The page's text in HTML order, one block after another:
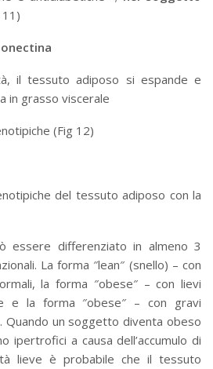
11)
il tessuto adiposo si espande e
in grasso viscerale
(Fig 12)
del tessuto adiposo con la
essere differenziato in almeno 3
La forma ″lean″ (snello) – con
la forma ″obese″ – con lievi
e la forma ″obese″ – con gravi
Quando un soggetto diventa obeso
ipertrofici a causa dell’accumulo di
lieve è probabile che il tessuto